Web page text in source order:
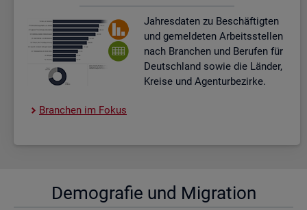
Jah­res­da­ten zu Be­schäf­tig­ten
und ge­mel­de­ten Ar­beits­stel­len
nach Bran­chen und Be­ru­fen für
Deutsch­land sowie die Län­der,
Krei­se und Agen­tur­be­zir­ke.
Bran­chen im Fokus
De­mo­gra­fie und Mi­gra­ti­on